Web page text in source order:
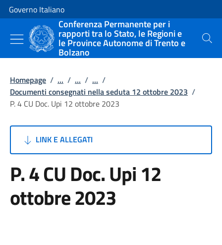
Vai al contenuto
Vai alla navigazione del sito
Governo Italiano
Conferenza Permanente per i
rapporti tra lo Stato, le Regioni e
le Province Autonome di Trento e
Bolzano
Cerca
Homepage / ... / ... / ... /
Documenti consegnati nella seduta 12 ottobre 2023 /
P. 4 CU Doc. Upi 12 ottobre 2023
LINK E ALLEGATI
P. 4 CU Doc. Upi 12
ottobre 2023